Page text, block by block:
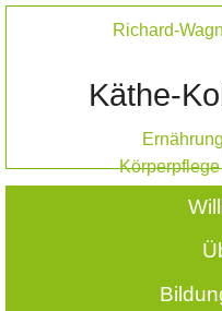
Richard-
Käthe-
Körperpflege